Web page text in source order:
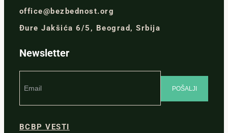
office@bezbednost.org
Đure Jakšića 6/5, Beograd, Srbija
Newsletter
BCBP VESTI